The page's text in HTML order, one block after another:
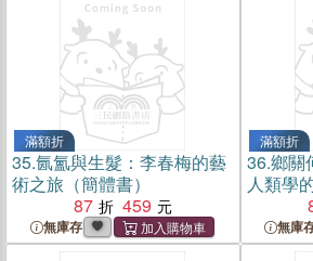
滿額折
35.氤氳與生髮：李春梅的藝
術之旅（簡體書）
87
459
無庫存
滿額折
36.鄉關
人類學
無庫